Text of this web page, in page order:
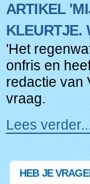
bouwen
verbouwen
ARTIKEL
KLEURTJE.
'Het
onfris en
redactie van
vraag.
Artikel
'Mijn
regenwater
stinkt
en
Lees
HEB JE